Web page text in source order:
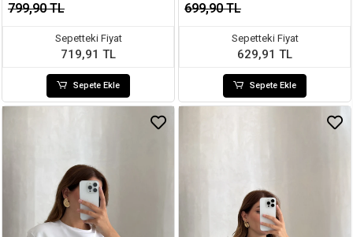
799,90 TL
Sepetteki Fiyat
719,91 TL
Sepete Ekle
699,90 TL
Sepetteki Fiyat
629,91 TL
Sepete Ekle